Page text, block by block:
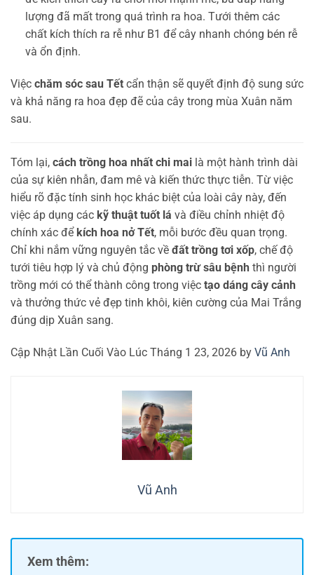
lượng đã mất trong quá trình ra hoa. Tưới thêm các
chất kích thích ra rễ như B1 để cây nhanh chóng bén rễ
và ổn định.
Việc chăm sóc sau Tết cẩn thận sẽ quyết định độ sung sức
và khả năng ra hoa đẹp đẽ của cây trong mùa Xuân năm
sau.
Tóm lại, cách trồng hoa nhất chi mai là một hành trình dài
của sự kiên nhẫn, đam mê và kiến thức thực tiễn. Từ việc
hiểu rõ đặc tính sinh học khác biệt của loài cây này, đến
việc áp dụng các kỹ thuật tuốt lá và điều chỉnh nhiệt độ
chính xác để kích hoa nở Tết, mỗi bước đều quan trọng.
Chỉ khi nắm vững nguyên tắc về đất trồng tơi xốp, chế độ
tưới tiêu hợp lý và chủ động phòng trừ sâu bệnh thì người
trồng mới có thể thành công trong việc tạo dáng cây cảnh
và thưởng thức vẻ đẹp tinh khôi, kiên cường của Mai Trắng
đúng dịp Xuân sang.
Cập Nhật Lần Cuối Vào Lúc Tháng 1 23, 2026 by Vũ Anh
Vũ Anh
Xem thêm: